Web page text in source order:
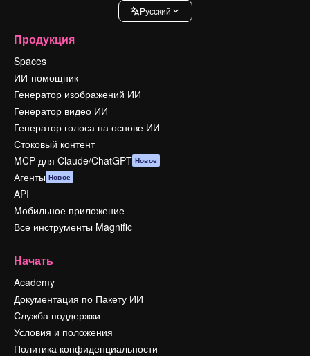
Pусский
Продукция
Spaces
ИИ-помощник
Генератор изображений ИИ
Генератор видео ИИ
Генератор голоса на основе ИИ
Стоковый контент
MCP для Claude/ChatGPT Новое
Агенты Новое
API
Мобильное приложение
Все инструменты Magnific
Начать
Academy
Документация по Пакету ИИ
Служба поддержки
Условия и положения
Политика конфиденциальности